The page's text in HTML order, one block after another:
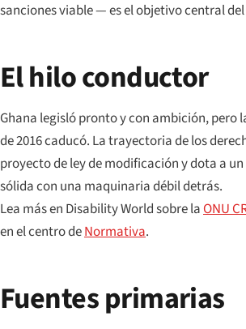
sanciones viable — es el objetivo central
El hilo conductor
Ghana legisló pronto y con ambición, pero
de 2016 caducó. La trayectoria de los
proyecto de ley de modificación y dota a
sólida con una maquinaria débil detrás.
Lea más en Disability World sobre laONU
en el centro deNormativa.
Fuentes primarias